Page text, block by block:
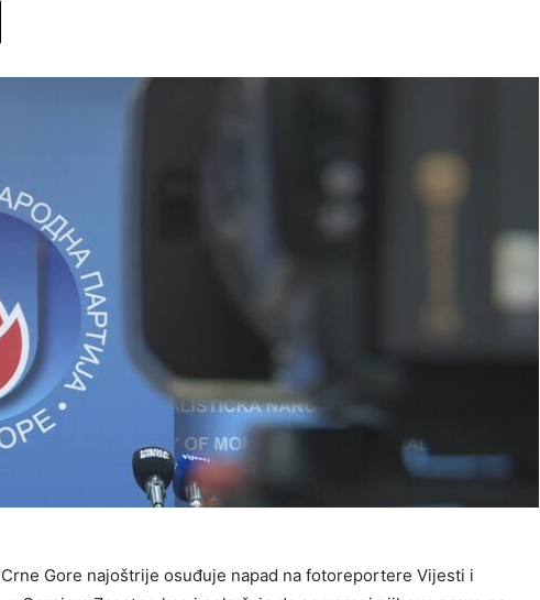
Gore najoštrije osuđuje napad na fotoreportere Vijesti i